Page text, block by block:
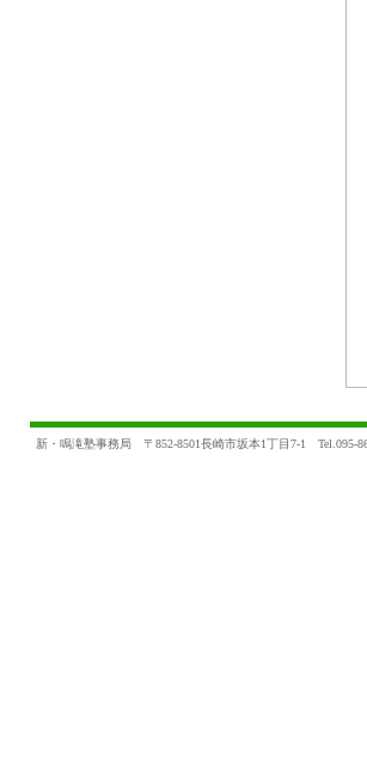
新・鳴滝塾事務局 〒852-8501長崎市坂本1丁目7-1 Tel.095-